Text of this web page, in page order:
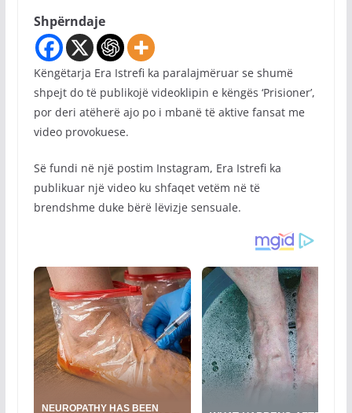
Shpërndaje
Këngëtarja Era Istrefi ka paralajmëruar se shumë
shpejt do të publikojë videoklipin e këngës ‘Prisioner’,
por deri atëherë ajo po i mbanë të aktive fansat me
video provokuese.
Së fundi në një postim Instagram, Era Istrefi ka
publikuar një video ku shfaqet vetëm në të
brendshme duke bërë lëvizje sensuale.